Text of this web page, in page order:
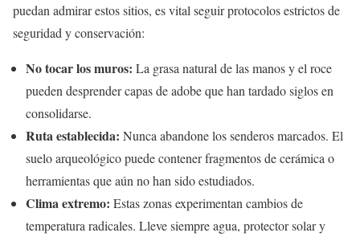
puedan admirar estos sitios, es vital seguir protocolos estrictos de
seguridad y conservación:
No tocar los muros: La grasa natural de las manos y el roce
pueden desprender capas de adobe que han tardado siglos en
consolidarse.
Ruta establecida: Nunca abandone los senderos marcados. El
suelo arqueológico puede contener fragmentos de cerámica o
herramientas que aún no han sido estudiados.
Clima extremo: Estas zonas experimentan cambios de
temperatura radicales. Lleve siempre agua, protector solar y